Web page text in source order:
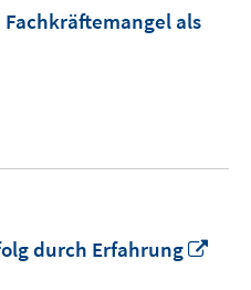
als
durch Erfahrung